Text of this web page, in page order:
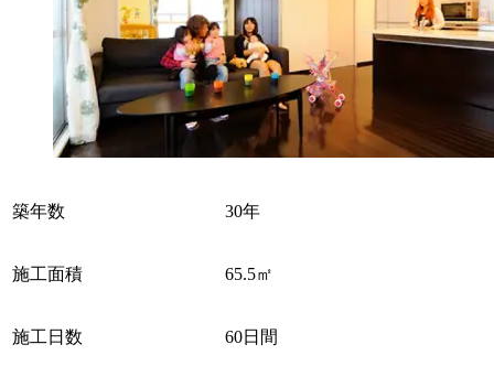
築年数 30年
施工面積 65.5㎡
施工日数 60日間